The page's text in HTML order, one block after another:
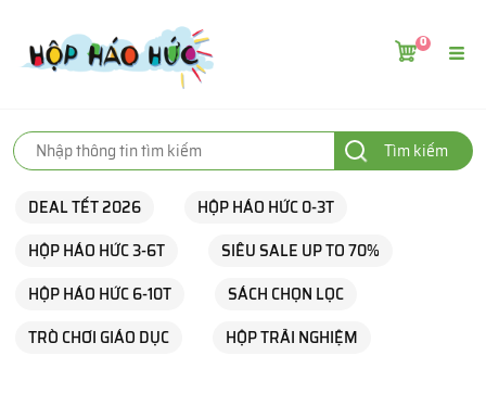
0
Tìm kiếm
DEAL TẾT 2026
HỘP HÁO HỨC 0-3T
HỘP HÁO HỨC 3-6T
SIÊU SALE UP TO 70%
HỘP HÁO HỨC 6-10T
SÁCH CHỌN LỌC
TRÒ CHƠI GIÁO DỤC
HỘP TRẢI NGHIỆM